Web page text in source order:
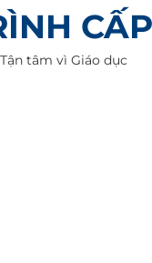
𝐯𝐨̛̀𝐢 𝐭𝐚̣𝐢 𝐀𝐁𝐂
lượng và niềm vui tại
Tận tâm vì Giáo dục